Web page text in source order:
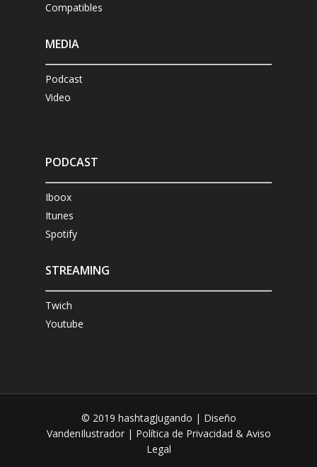
Compatibles
MEDIA
Podcast
Video
PODCAST
Iboox
Itunes
Spotify
STREAMING
Twich
Youtube
© 2019 hashtagJugando | Diseño
VandenIlustrador| Política de Privacidad & Aviso
Legal